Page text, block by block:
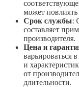
может повлиять
Срок службы:
составляет
производителя.
Цена и
варьироваться
и
от
длительности.